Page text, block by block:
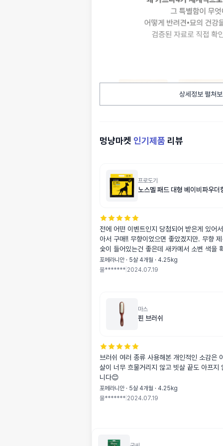
상세정보 펼쳐
멍냥마켓 인기제품 리뷰
프로도기
노스멜 패드 대형 베이비파우
전에 어떤 이벤트인지 당첨되어 받은게 있어
아서 구매!! 무향이었으면 좋았겠지만. 무향
숯이 들어있는건 좋은데 새카메서 소변 색을
는게 아쉽네요
포메라니안 · 5살 4개월 · 4.25kg
물******* 2024.07.19
마스
핀 브러쉬
브러쉬 여러 종류 사용해본 개인적인 소감은
살이 너무 흐물거리지 않고 빗살 끝도 아프지
니다😊
포메라니안 · 5살 4개월 · 4.25kg
물******* 2024.07.19